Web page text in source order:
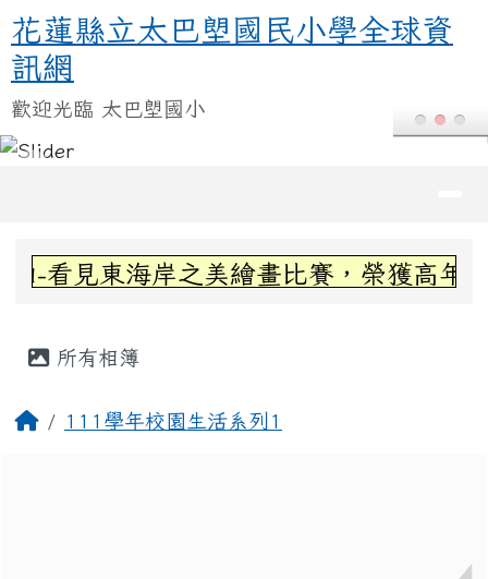
跳至主內容區
花蓮縣立太巴塱國民小學全球資訊
花蓮縣立太巴塱國民小學全球資
訊網
歡迎光臨 太巴塱國小
上中區域內容
見東海岸之美繪畫比賽，榮獲高年級組
所有相簿
回首頁111學年校園生活系列1